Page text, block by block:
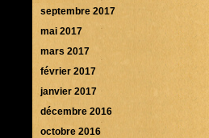
septembre 2017
mai 2017
mars 2017
février 2017
janvier 2017
décembre 2016
octobre 2016